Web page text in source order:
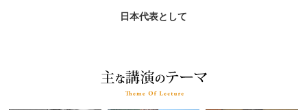
日本代表として